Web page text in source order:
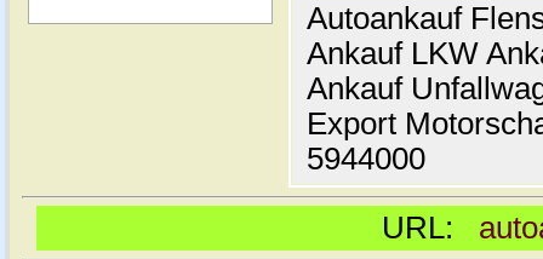
Autoankauf
Ankauf LKW
Ankauf
Export
5944000
URL: